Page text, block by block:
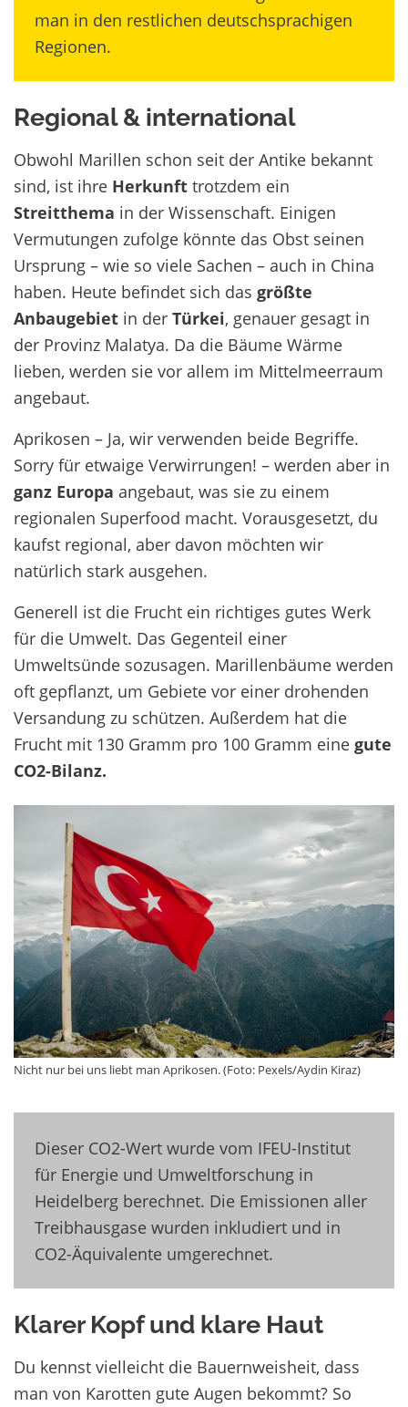
man in den restlichen deutschsprachigen
Regionen.
Regional & international
Obwohl Marillen schon seit der Antike bekannt
sind, ist ihre Herkunft trotzdem ein
Streitthema in der Wissenschaft. Einigen
Vermutungen zufolge könnte das Obst seinen
Ursprung – wie so viele Sachen – auch in China
haben. Heute befindet sich das größte
Anbaugebiet in der Türkei, genauer gesagt in
der Provinz Malatya. Da die Bäume Wärme
lieben, werden sie vor allem im Mittelmeerraum
angebaut.
Aprikosen – Ja, wir verwenden beide Begriffe.
Sorry für etwaige Verwirrungen! – werden aber in
ganz Europa angebaut, was sie zu einem
regionalen Superfood macht. Vorausgesetzt, du
kaufst regional, aber davon möchten wir
natürlich stark ausgehen.
Generell ist die Frucht ein richtiges gutes Werk
für die Umwelt. Das Gegenteil einer
Umweltsünde sozusagen. Marillenbäume werden
oft gepflanzt, um Gebiete vor einer drohenden
Versandung zu schützen. Außerdem hat die
Frucht mit 130 Gramm pro 100 Gramm eine gute
CO2-Bilanz.
Nicht nur bei uns liebt man Aprikosen. (Foto: Pexels/Aydin Kiraz)
Dieser CO2-Wert wurde vom IFEU-Institut
für Energie und Umweltforschung in
Heidelberg berechnet. Die Emissionen aller
Treibhausgase wurden inkludiert und in
CO2-Äquivalente umgerechnet.
Klarer Kopf und klare Haut
Du kennst vielleicht die Bauernweisheit, dass
man von Karotten gute Augen bekommt? So